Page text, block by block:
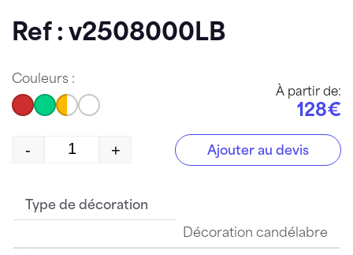
Ref : v2508000LB
Couleurs :
À partir de:
128€
quantité de v2508000LB
- + Ajouter au devis
Type de décoration
Décoration candélabre